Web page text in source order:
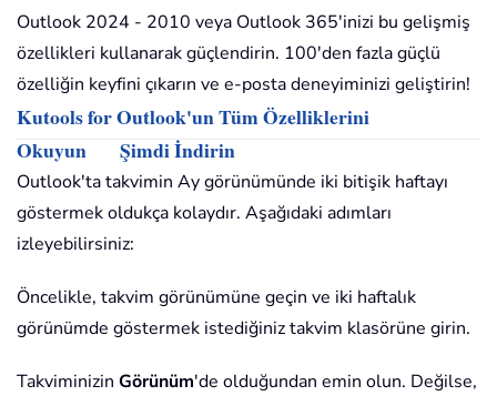
Outlook 2024 - 2010 veya Outlook 365'inizi bu gelişmiş
özellikleri kullanarak güçlendirin. 100'den fazla güçlü
özelliğin keyfini çıkarın ve e-posta deneyiminizi geliştirin!
Kutools for Outlook'un Tüm Özelliklerini
Okuyun
Şimdi İndirin
Outlook'ta takvimin Ay görünümünde iki bitişik haftayı
göstermek oldukça kolaydır. Aşağıdaki adımları
izleyebilirsiniz:
Öncelikle, takvim görünümüne geçin ve iki haftalık
görünümde göstermek istediğiniz takvim klasörüne girin.
Takviminizin Görünüm'de olduğundan emin olun. Değilse,